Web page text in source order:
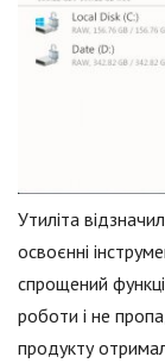
Утиліта
освоєнні
спрощений
роботи і не
продукту